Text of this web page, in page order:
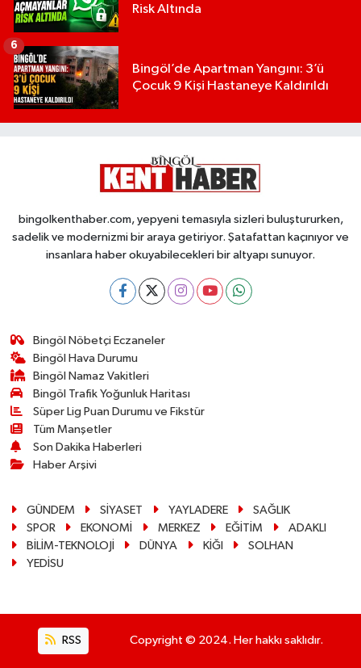
Risk Altında
Bingöl’de Apartman Yangını: 3’ü
Çocuk 9 Kişi Hastaneye Kaldırıldı
6
bingolkenthaber.com, yepyeni temasıyla sizleri buluştururken,
sadelik ve modernizmi bir araya getiriyor. Şatafattan kaçınıyor ve
insanlara haber okuyabilecekleri bir altyapı sunuyor.
Bingöl Nöbetçi Eczaneler
Bingöl Hava Durumu
Bingöl Namaz Vakitleri
Bingöl Trafik Yoğunluk Haritası
Süper Lig Puan Durumu ve Fikstür
Tüm Manşetler
Son Dakika Haberleri
Haber Arşivi
GÜNDEM SİYASET YAYLADERE
SAĞLIK
SPOR
EKONOMİ MERKEZ EĞİTİM
ADAKLI
BİLİM-TEKNOLOJİ
DÜNYA KİĞI
SOLHAN
YEDİSU
RSS Copyright © 2024. Her hakkı saklıdır.